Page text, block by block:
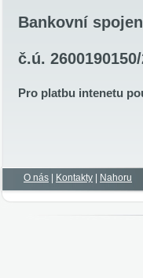
Bankovní
č.ú.
Pro platbu intenetu
O nás Kontakty Nahoru